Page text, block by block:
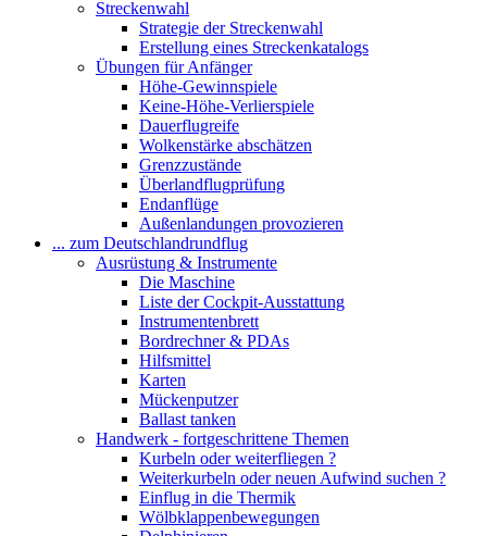
Streckenwahl
Strategie der Streckenwahl
Erstellung eines Streckenkatalogs
Übungen für Anfänger
Höhe-Gewinnspiele
Keine-Höhe-Verlierspiele
Dauerflugreife
Wolkenstärke abschätzen
Grenzzustände
Überlandflugprüfung
Endanflüge
Außenlandungen provozieren
... zum Deutschlandrundflug
Ausrüstung & Instrumente
Die Maschine
Liste der Cockpit-Ausstattung
Instrumentenbrett
Bordrechner & PDAs
Hilfsmittel
Karten
Mückenputzer
Ballast tanken
Handwerk - fortgeschrittene Themen
Kurbeln oder weiterfliegen ?
Weiterkurbeln oder neuen Aufwind suchen ?
Einflug in die Thermik
Wölbklappenbewegungen